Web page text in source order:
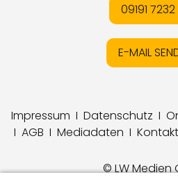
09191
E-MAIL
Impressum I Datenschutz I
I AGB I Mediadaten I Kontakt
© LW Medien